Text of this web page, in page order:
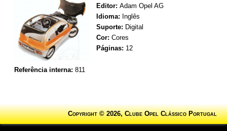
Referência interna: 811
Editor: Adam Opel AG
Idioma: Inglês
Suporte: Digital
Cor: Cores
Páginas: 12
Copyright © 2026, Clube Opel Clássico Portugal